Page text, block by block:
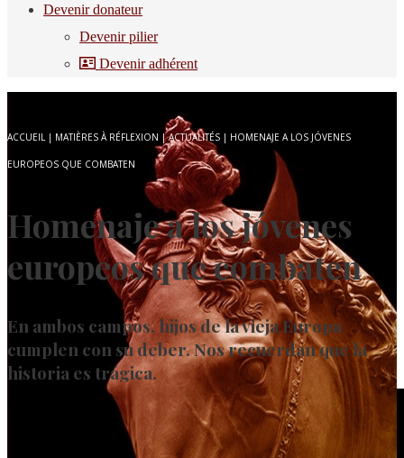
Devenir donateur
Devenir pilier
Devenir adhérent
ACCUEIL | MATIÈRES À RÉFLEXION |ACTUALITÉS | HOMENAJE A LOS JÓVENES
EUROPEOS QUE COMBATEN
Homenaje a los jóvenes
europeos que combaten
En ambos campos, hijos de la vieja Europa
cumplen con su deber. Nos recuerdan que la
historia es trágica.